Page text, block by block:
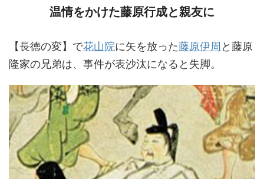
温情をかけた藤原行成と親友に
【長徳の変】で花山院に矢を放った藤原伊周と藤原
隆家の兄弟は、事件が表沙汰になると失脚。